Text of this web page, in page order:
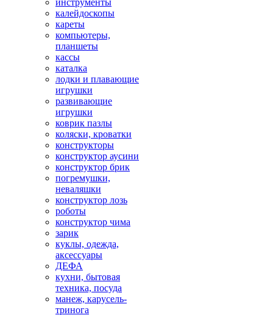
инструменты
калейдоскопы
кареты
компьютеры,
планшеты
кассы
каталка
лодки и плавающие
игрушки
развивающие
игрушки
коврик пазлы
коляски, кроватки
конструкторы
конструктор аусини
конструктор брик
погремушки,
неваляшки
конструктор лозь
роботы
конструктор чима
зарик
куклы, одежда,
аксессуары
ДЕФА
кухни, бытовая
техника, посуда
манеж, карусель-
тринога